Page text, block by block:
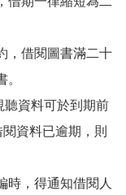
，借閱圖書滿二十
資料可於到期前
資料已逾期，則
，得通知借閱人